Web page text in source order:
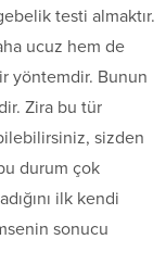
testi almaktır.
ucuz hem de
yöntemdir. Bunun
Zira bu tür
sizden
durum çok
ilk kendi
sonucu